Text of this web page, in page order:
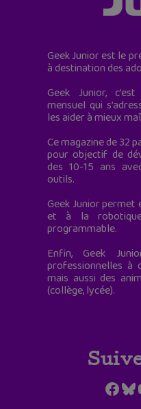
Geek Junior est le
à destination des
Geek Junior,
mensuel qui
les aider à mieux
Ce magazine de 32
pour objectif de
des 10-15 ans
outils.
Geek Junior permet
et à la
programmable.
Enfin, Geek
professionnelles à
mais aussi des
(collège, lycée).